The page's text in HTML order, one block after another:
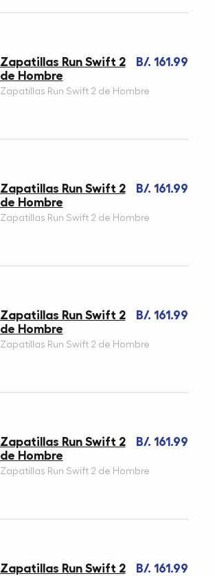
B/. 161.99
Zapatillas Run Swift 2
de Hombre
Zapatillas Run Swift 2 de Hombre
B/. 161.99
Zapatillas Run Swift 2
de Hombre
Zapatillas Run Swift 2 de Hombre
B/. 161.99
Zapatillas Run Swift 2
de Hombre
Zapatillas Run Swift 2 de Hombre
B/. 161.99
Zapatillas Run Swift 2
de Hombre
Zapatillas Run Swift 2 de Hombre
B/. 161.99
Zapatillas Run Swift 2